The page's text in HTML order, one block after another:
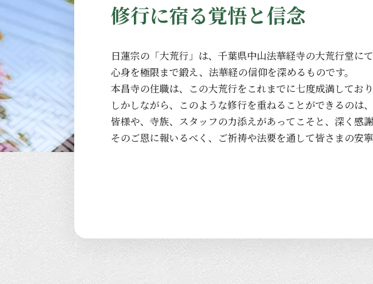
修行に宿る覚悟と信念
日蓮宗の 「大荒行」は、 千葉県中山法華経寺の大荒行堂にて
心身を極限まで鍛え、 法華経の信仰を深める ものです。
本昌寺の住職は、 この大荒行をこれまでに七度成満しており
しかしながら、
このような修行を重ねる ことができるのは、
皆様や、 寺族、 スタッフの力添えがあってこそと、 深く 感
そのご恩に報いるべく、 ご祈祷や法要を通して皆さまの安